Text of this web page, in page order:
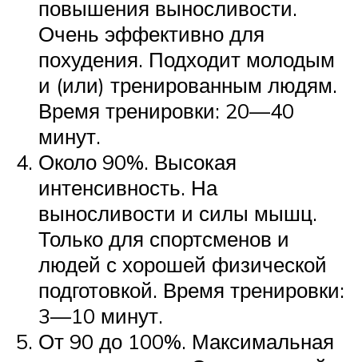
повышения выносливости.
Очень эффективно для
похудения. Подходит молодым
и (или) тренированным людям.
Время тренировки: 20—40
минут.
Около 90%. Высокая
интенсивность. На
выносливости и силы мышц.
Только для спортсменов и
людей с хорошей физической
подготовкой. Время тренировки:
3—10 минут.
От 90 до 100%. Максимальная